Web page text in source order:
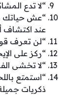
“لا تدع
“عش حياتك
عند اكتشاف
“لن تعرف
“ركز على
“لا تخشى
“استمتع
ذكريات